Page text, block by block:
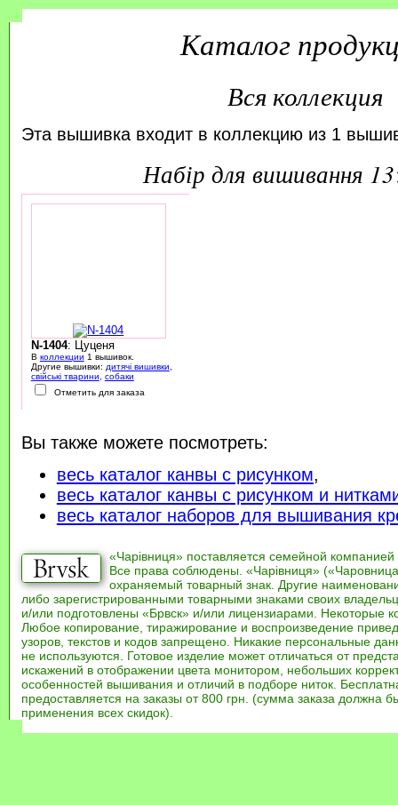
Каталог
Вся коллекция
Эта вышивка входит в коллекцию из 1
набір для вишивання
N-1404: Цуценя
В коллекции 1 вышивок.
Другие вышивки: дитячі вишивки
свійські тварини
собаки
Отметить для заказа
Вы также можете посмотреть:
весь каталог канвы с рисунком,
весь каталог канвы с рисунком и
весь каталог наборов для вышивания
«Чарівниця» поставляется семейной компанией
Все права соблюдены. «Чарівниця»
охраняемый товарный знак. Другие
либо зарегистрированными товарными знаками своих
и/или подготовлены «Брвск» и/или лицензиарами. Некоторые
Любое копирование, тиражирование и воспроизведение
узоров, текстов и кодов запрещено. Никакие персональные
не используются. Готовое изделие может отличаться от
искажений в отображении цвета монитором, небольших
особенностей вышивания и отличий в подборе ниток.
предоставляется на заказы от 800 грн. (сумма заказа должна
применения всех скидок).